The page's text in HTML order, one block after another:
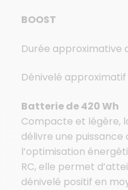
BOOST
Durée approximative
Dénivelé approximatif
Batterie de 420 Wh
Compacte et légère,
délivre une
l’optimisation
RC, elle permet
dénivelé positif en